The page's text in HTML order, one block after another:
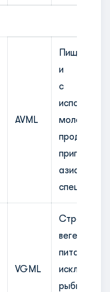
AVML
Пища
и
с
молочных
продуктов,
азиатскими
специями.
VGML
Строгое
питание
рыбы,